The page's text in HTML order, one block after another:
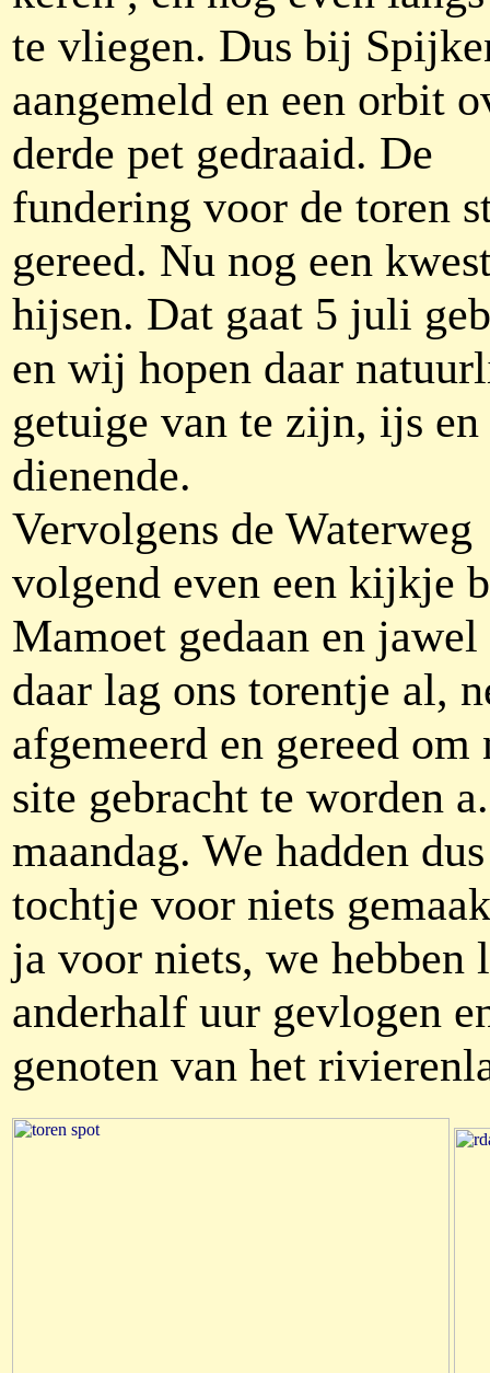
te vliegen. Dus bij
aangemeld en een orbit
derde pet gedraaid. De
fundering voor de toren
gereed. Nu nog een
hijsen. Dat gaat 5 juli
en wij hopen daar
getuige van te zijn, ijs en
dienende.
Vervolgens de Waterweg
volgend even een kijkje
Mamoet gedaan en
daar lag ons torentje al,
afgemeerd en gereed om
site gebracht te worden
maandag. We hadden
tochtje voor niets
ja voor niets, we hebben
anderhalf uur gevlogen
genoten van het